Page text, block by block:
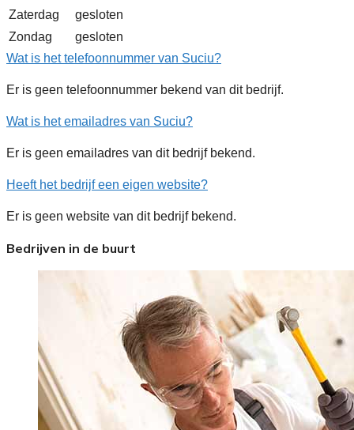
Zaterdag
gesloten
Zondag
gesloten
Wat is het telefoonnummer van Suciu?
Er is geen telefoonnummer bekend van dit bedrijf.
Wat is het emailadres van Suciu?
Er is geen emailadres van dit bedrijf bekend.
Heeft het bedrijf een eigen website?
Er is geen website van dit bedrijf bekend.
Bedrijven in de buurt